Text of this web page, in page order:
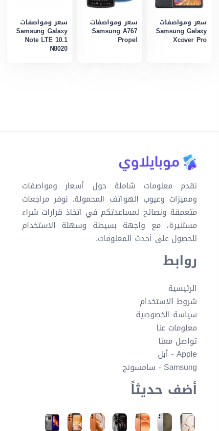
سعر ومواصفات
Samsung Galaxy
Xcover Pro
سعر ومواصفات
Samsung A767
Propel
سعر ومواصفات
Samsung Galaxy
Note LTE 10.1
N8020
نقدم معلومات شاملة حول أسعار ومواصفات
ومميزات وعيوب الهواتف المحمولة. نوفر مراجعات
متعمقة ونصائح لمساعدتكم في اتخاذ قرارات شراء
مستنيرة، مع واجهة بسيطة وسهلة الاستخدام
للحصول على أحدث المعلومات.
روابط
الرئيسية
شروط الاستخدام
سياسة الخصوصية
معلومات عنا
تواصل معنا
Apple - أبل
Samsung - سامسونج
أضف حديثاً